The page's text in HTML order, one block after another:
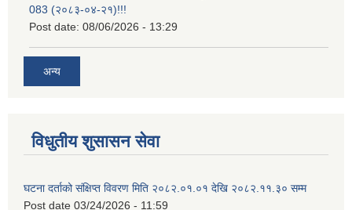
083 (२०८३-०४-२१)!!!
Post date: 08/06/2026 - 13:29
अन्य
विधुतीय शुसासन सेवा
घटना दर्ताको संक्षिप्त विवरण मिति २०८२.०१.०१ देखि २०८२.११.३० सम्म
Post date 03/24/2026 - 11:59